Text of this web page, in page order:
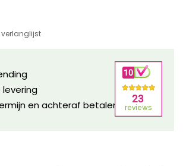
levering
en achteraf betalen mogelijk!